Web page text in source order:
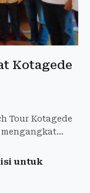
Kotagede
Tour Kotagede
untuk